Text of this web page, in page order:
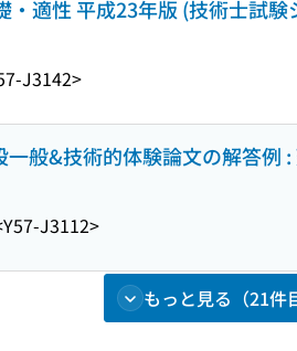
適性 平成23年版 (技術士試験
J3142>
般&技術的体験論文の解答例
J3112>
もっと見る（21件